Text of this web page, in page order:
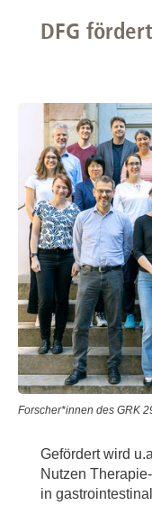
DFG
Forscher*innen des GRK
Gefördert wird
Nutzen
in